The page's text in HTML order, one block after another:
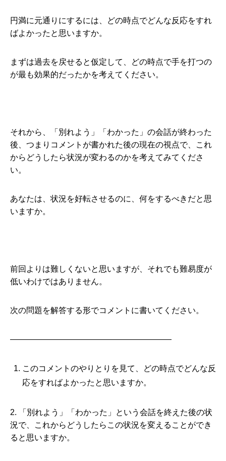
円満に元通りにするには、どの時点でどんな反応をすれ
ばよかったと思いますか。
まずは過去を戻せると仮定して、どの時点で手を打つの
が最も効果的だったかを考えてください。
それから、「別れよう」「わかった」の会話が終わった
後、つまりコメントが書かれた後の現在の視点で、これ
からどうしたら状況が変わるのかを考えてみてくださ
い。
あなたは、状況を好転させるのに、何をするべきだと思
いますか。
前回よりは難しくないと思いますが、それでも難易度が
低いわけではありません。
次の問題を解答する形でコメントに書いてください。
————————————————————
このコメントのやりとりを見て、どの時点でどんな反
応をすればよかったと思いますか。
2. 「別れよう」「わかった」という会話を終えた後の状
況で、これからどうしたらこの状況を変えることができ
ると思いますか。